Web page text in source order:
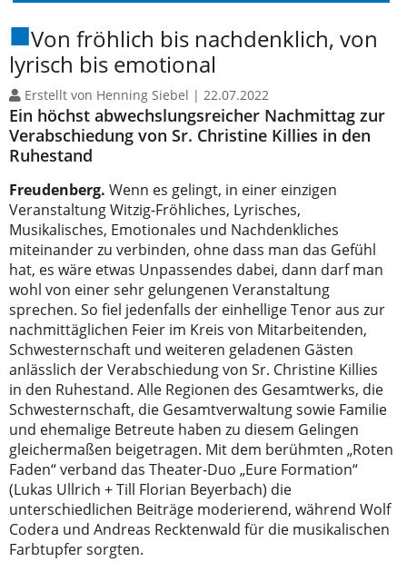
Von fröhlich bis nachdenklich, von
lyrisch bis emotional
Erstellt von Henning Siebel | 22.07.2022
Ein höchst abwechslungsreicher Nachmittag zur
Verabschiedung von Sr. Christine Killies in den
Ruhestand
Freudenberg. Wenn es gelingt, in einer einzigen
Veranstaltung Witzig-Fröhliches, Lyrisches,
Musikalisches, Emotionales und Nachdenkliches
miteinander zu verbinden, ohne dass man das Gefühl
hat, es wäre etwas Unpassendes dabei, dann darf man
wohl von einer sehr gelungenen Veranstaltung
sprechen. So fiel jedenfalls der einhellige Tenor aus zur
nachmittäglichen Feier im Kreis von Mitarbeitenden,
Schwesternschaft und weiteren geladenen Gästen
anlässlich der Verabschiedung von Sr. Christine Killies
in den Ruhestand. Alle Regionen des Gesamtwerks, die
Schwesternschaft, die Gesamtverwaltung sowie Familie
und ehemalige Betreute haben zu diesem Gelingen
gleichermaßen beigetragen. Mit dem berühmten „Roten
Faden“ verband das Theater-Duo „Eure Formation“
(Lukas Ullrich + Till Florian Beyerbach) die
unterschiedlichen Beiträge moderierend, während Wolf
Codera und Andreas Recktenwald für die musikalischen
Farbtupfer sorgten.